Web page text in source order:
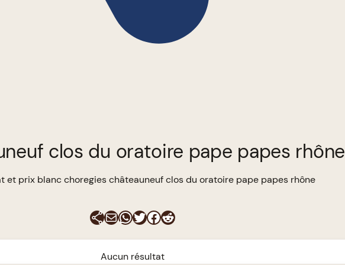
clos du oratoire pape papes rhône
et prix blanc choregies châteauneuf clos du oratoire pape papes rhône
E-mailWhatsApp
Twitter
Facebook
Reddit
Aucun résultat